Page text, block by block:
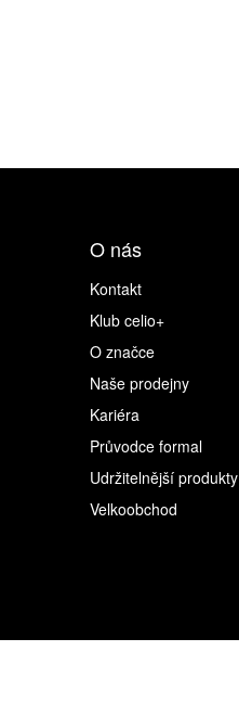
O nás
Kontakt
Klub celio+
O značce
Naše prodejny
Kariéra
Průvodce formal
Udržitelnější produkty
Velkoobchod